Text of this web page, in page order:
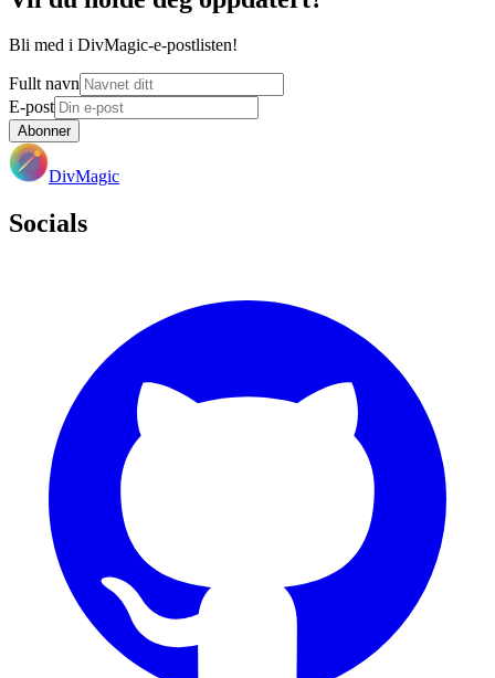
Bli med i DivMagic-e-postlisten!
Fullt navn
E-post
Abonner
DivMagic
Socials